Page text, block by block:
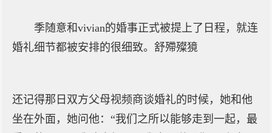
季随意和vivian的婚事正式被提上了日程，就连
婚礼细节都被安排的很细致。舒殢殩獍
还记得那日双方父母视频商谈婚礼的时候，她和他
坐在外面，她问他：“我们之所以能够走到一起，最